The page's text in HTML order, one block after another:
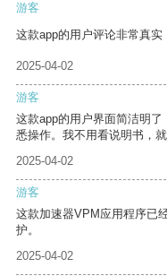
游客
这款app的用户评论非常真实
2025-04-02
游客
这款app的用户界面简洁明
悉操作。我不用看说明书，
2025-04-02
游客
这款加速器VPM应用程序已
护。
2025-04-02